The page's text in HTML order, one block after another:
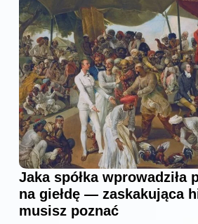
Jaka spółka wprowadziła
na giełdę — zaskakująca
musisz poznać